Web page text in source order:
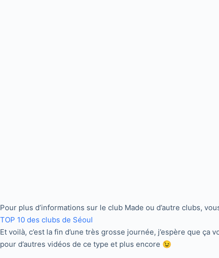
Pour plus d’informations sur le club Made ou d’autre clubs,
TOP 10 des clubs de Séoul
Et voilà, c’est la fin d’une très grosse journée, j’espère que ça
pour d’autres vidéos de ce type et plus encore 😉